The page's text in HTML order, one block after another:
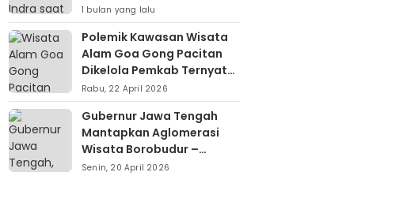
1 bulan yang lalu
Polemik Kawasan Wisata
Alam Goa Gong Pacitan
Dikelola Pemkab Ternyata
Berdiri Di Atas Lahan Milik
Warga
Rabu, 22 April 2026
Gubernur Jawa Tengah
Mantapkan Aglomerasi
Wisata Borobudur –
Kopeng – Rawa Pening
Senin, 20 April 2026